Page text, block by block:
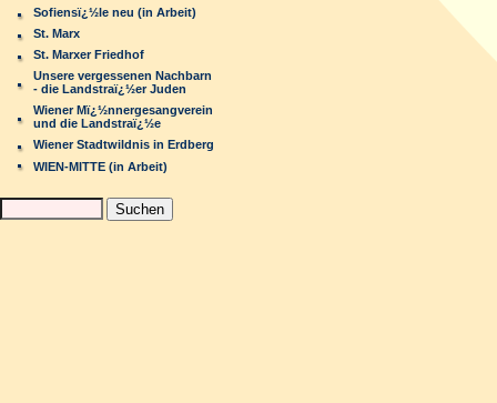
Sofiensï¿½le neu (in Arbeit)
St. Marx
St. Marxer Friedhof
Unsere vergessenen Nachbarn
- die Landstraï¿½er Juden
Wiener Mï¿½nnergesangverein
und die Landstraï¿½e
Wiener Stadtwildnis in Erdberg
WIEN-MITTE (in Arbeit)